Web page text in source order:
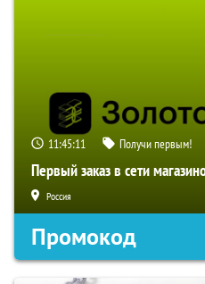
11:45:10 Получи первым!
Первый заказ в сети
Россия
Промокод